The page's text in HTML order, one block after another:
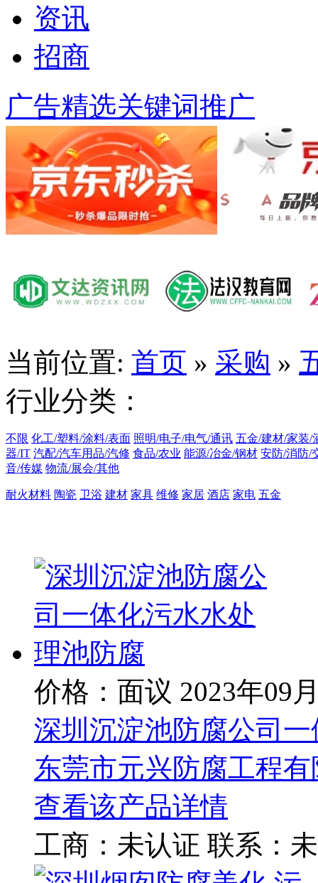
资讯
招商
广告精选关键词推广
当前位置: 首页 » 采购 »
行业分类：
不限 化工/塑料/涂料/表面 照明/电子/电气/通讯 五金/建材/家装/
器/IT 汽配/汽车用品/汽修 食品/农业 能源/冶金/钢材 安防/消防/
音/传媒 物流/展会/其他
耐火材料 陶瓷 卫浴 建材 家具 维修 家居 酒店 家电 五金
价格：面议 2023年09
深圳沉淀池防腐公司
东莞市元兴防腐工程
查看该产品详情
工商： 未认证 联系：